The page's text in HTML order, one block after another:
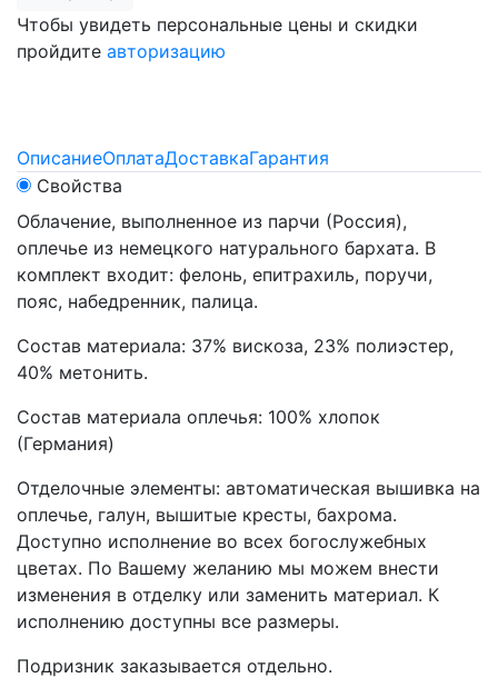
Чтобы увидеть персональные цены и скидки
пройдите авторизацию
ОписаниеОплатаДоставкаГарантия
Свойства
Облачение, выполненное из парчи (Россия),
оплечье из немецкого натурального бархата. В
комплект входит: фелонь, епитрахиль, поручи,
пояс, набедренник, палица.
Состав материала: 37% вискоза, 23% полиэстер,
40% метонить.
Состав материала оплечья: 100% хлопок
(Германия)
Отделочные элементы: автоматическая вышивка на
оплечье, галун, вышитые кресты, бахрома.
Доступно исполнение во всех богослужебных
цветах. По Вашему желанию мы можем внести
изменения в отделку или заменить материал. К
исполнению доступны все размеры.
Подризник заказывается отдельно.